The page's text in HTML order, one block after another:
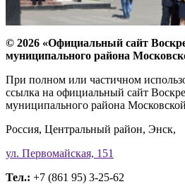
© 2026 «Официальный сайт
муниципального района
При полном или частичном
ссылка на официальный сайт
муниципального района Московской
Россия, Центральный район, Энск,
ул. Первомайская, 151
Тел.: +7 (861 95) 3-25-62